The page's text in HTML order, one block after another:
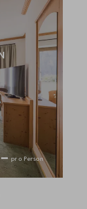
pro Person